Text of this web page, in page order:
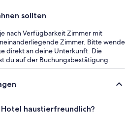
sollten
nach Verfügbarkeit Zimmer mit
Zimmer. Bitte wende
direkt an deine Unterkunft. Die
du auf der Buchungsbestätigung.
haustierfreundlich?